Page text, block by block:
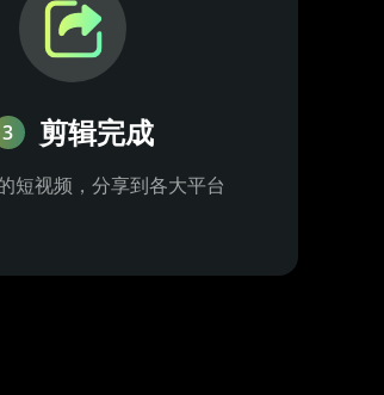
3 剪辑完成
短视频，分享到各大平台